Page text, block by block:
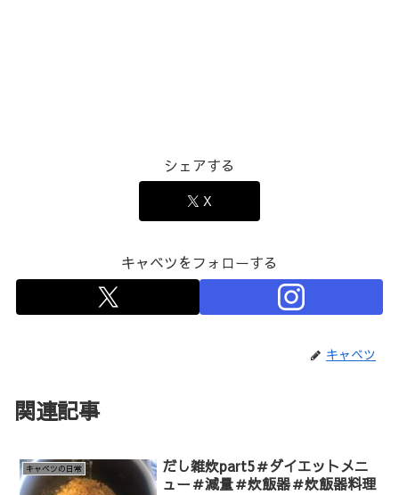
シェアする
X
キャベツをフォローする
キャベツ
関連記事
キャベツの日常
だし雑炊part5＃ダイエットメニ
ュー＃減量＃炊飯器＃炊飯器料理